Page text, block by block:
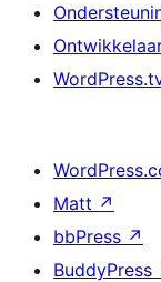
Matt ↗
bbPress ↗
BuddyPress